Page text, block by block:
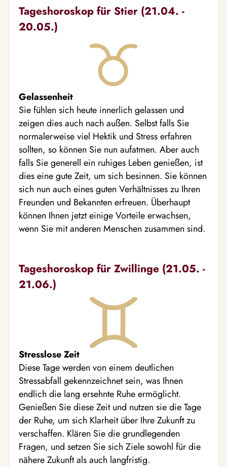
Tageshoroskop für Stier (21.04. -
20.05.)
Gelassenheit
Sie fühlen sich heute innerlich gelassen und
zeigen dies auch nach außen. Selbst falls Sie
normalerweise viel Hektik und Stress erfahren
sollten, so können Sie nun aufatmen. Aber auch
falls Sie generell ein ruhiges Leben genießen, ist
dies eine gute Zeit, um sich besinnen. Sie können
sich nun auch eines guten Verhältnisses zu Ihren
Freunden und Bekannten erfreuen. Überhaupt
können Ihnen jetzt einige Vorteile erwachsen,
wenn Sie mit anderen Menschen zusammen sind.
Tageshoroskop für Zwillinge (21.05. -
21.06.)
Stresslose Zeit
Diese Tage werden von einem deutlichen
Stressabfall gekennzeichnet sein, was Ihnen
endlich die lang ersehnte Ruhe ermöglicht.
Genießen Sie diese Zeit und nutzen sie die Tage
der Ruhe, um sich Klarheit über Ihre Zukunft zu
verschaffen. Klären Sie die grundlegenden
Fragen, und setzen Sie sich Ziele sowohl für die
nähere Zukunft als auch langfristig.